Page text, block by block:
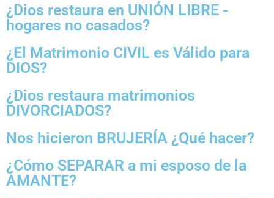
¿Dios restaura en UNIÓN LIBRE -
hogares no casados?
¿El Matrimonio CIVIL es Válido para
DIOS?
¿Dios restaura matrimonios
DIVORCIADOS?
Nos hicieron BRUJERÍA ¿Qué hacer?
¿Cómo SEPARAR a mi esposo de la
AMANTE?